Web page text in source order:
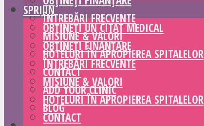
ÎNTREBĂRI FRECVENTE
MISIUNE & VALORI
HOTELURI ÎN APROPIEREA SPITALELOR
CONTACT
ADD YOUR CLINIC
BLOG
SPRIJIN
OBȚINEȚI UN CITAT MEDICAL
OBȚINEȚI FINANȚARE
ÎNTREBĂRI FRECVENTE
MISIUNE & VALORI
HOTELURI ÎN APROPIEREA SPITALELOR
CONTACT